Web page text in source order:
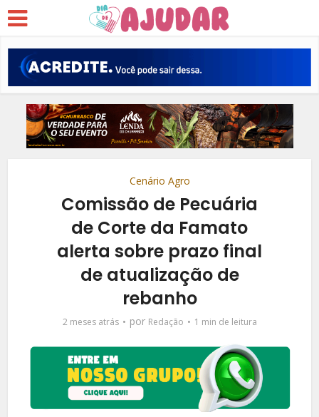
Cenário Agro
Comissão de Pecuária
de Corte da Famato
alerta sobre prazo final
de atualização de
rebanho
2 meses atrás por Redação 1 min de leitura